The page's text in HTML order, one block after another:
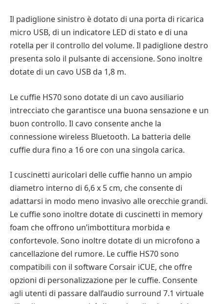
Il padiglione sinistro è dotato di una porta di ricarica
micro USB, di un indicatore LED di stato e di una
rotella per il controllo del volume. Il padiglione destro
presenta solo il pulsante di accensione. Sono inoltre
dotate di un cavo USB da 1,8 m.
Le cuffie HS70 sono dotate di un cavo ausiliario
intrecciato che garantisce una buona sensazione e un
buon controllo. Il cavo consente anche la
connessione wireless Bluetooth. La batteria delle
cuffie dura fino a 16 ore con una singola carica.
I cuscinetti auricolari delle cuffie hanno un ampio
diametro interno di 6,6 x 5 cm, che consente di
adattarsi in modo meno invasivo alle orecchie grandi.
Le cuffie sono inoltre dotate di cuscinetti in memory
foam che offrono un’imbottitura morbida e
confortevole. Sono inoltre dotate di un microfono a
cancellazione del rumore. Le cuffie HS70 sono
compatibili con il software Corsair iCUE, che offre
opzioni di personalizzazione per le cuffie. Consente
agli utenti di passare dall’audio surround 7.1 virtuale